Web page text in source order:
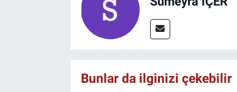
Bunlar da ilginizi çekebilir